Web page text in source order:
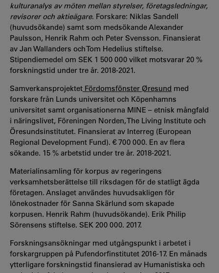
kulturanalys av möten mellan styrelser, företagsledningar,
revisorer och aktieägare. Forskare: Niklas Sandell
(huvudsökande) samt som medsökande Alexander
Paulsson, Henrik Rahm och Peter Svensson. Finansierat
av Jan Wallanders och Tom Hedelius stiftelse.
Stipendiemedel om SEK 1 500 000 vilket motsvarar 20 %
forskningstid under tre år. 2018-2021.
Samverkansprojektet Fördomsfönster Øresund med
forskare från Lunds universitet och Köpenhamns
universitet samt organisationerna MINE – etnisk mångfald
i näringslivet, Föreningen Norden, The Living Institute och
Öresundsinstitutet. Finansierat av Interreg (European
Regional Development Fund). € 700 000. En av flera
sökande. 15 % arbetstid under tre år. 2018-2021.
Materialinsamling för korpus av regeringens
verksamhetsberättelse till riksdagen för de statligt ägda
företagen. Anslaget användes huvudsakligen för
lönekostnader för Sanna Skärlund som skapade
korpusen. Henrik Rahm (huvudsökande). Erik Philip
Sörensens stiftelse. SEK 200 000. 2017.
Forskningsansökningar med utgångspunkt i arbetet i
forskargruppen på Pufendorfinstitutet 2016-17. En månads
ytterligare forskningstid finansierad av Humanistiska och